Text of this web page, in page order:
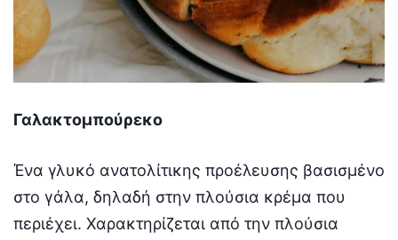
Γαλακτομπούρεκο
Ένα γλυκό ανατολίτικης προέλευσης βασισμένο
στο γάλα, δηλαδή στην πλούσια κρέμα που
περιέχει. Χαρακτηρίζεται από την πλούσια